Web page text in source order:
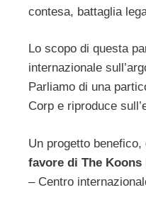
contesa, battaglia
Lo scopo di questa
internazionale
Parliamo di una
Corp e riproduce
Un progetto
favore di The
– Centro